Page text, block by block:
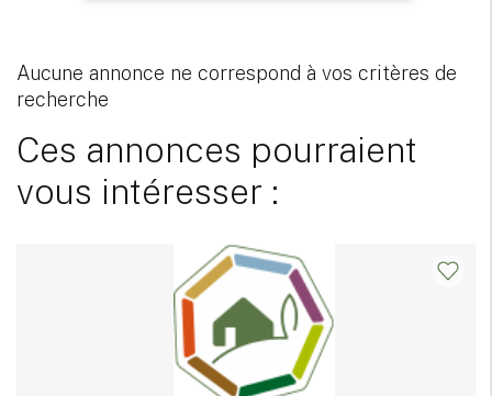
Aucune annonce ne correspond à vos critères de
recherche
Ces annonces pourraient
vous intéresser :